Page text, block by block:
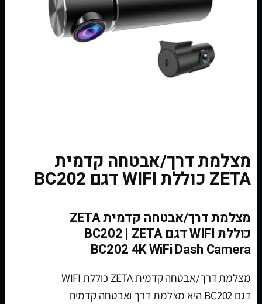
מצלמת דרך/אבטחה קדמית
ZETA כוללת WIFI דגם BC202
מצלמת דרך/אבטחה קדמית ZETA
כוללת WIFI דגם BC202 | ZETA
BC202 4K WiFi Dash Camera
מצלמת דרך/אבטחה קדמית ZETA כוללת WIFI
דגם BC202 היא מצלמת דרך ואבטחה קדמית